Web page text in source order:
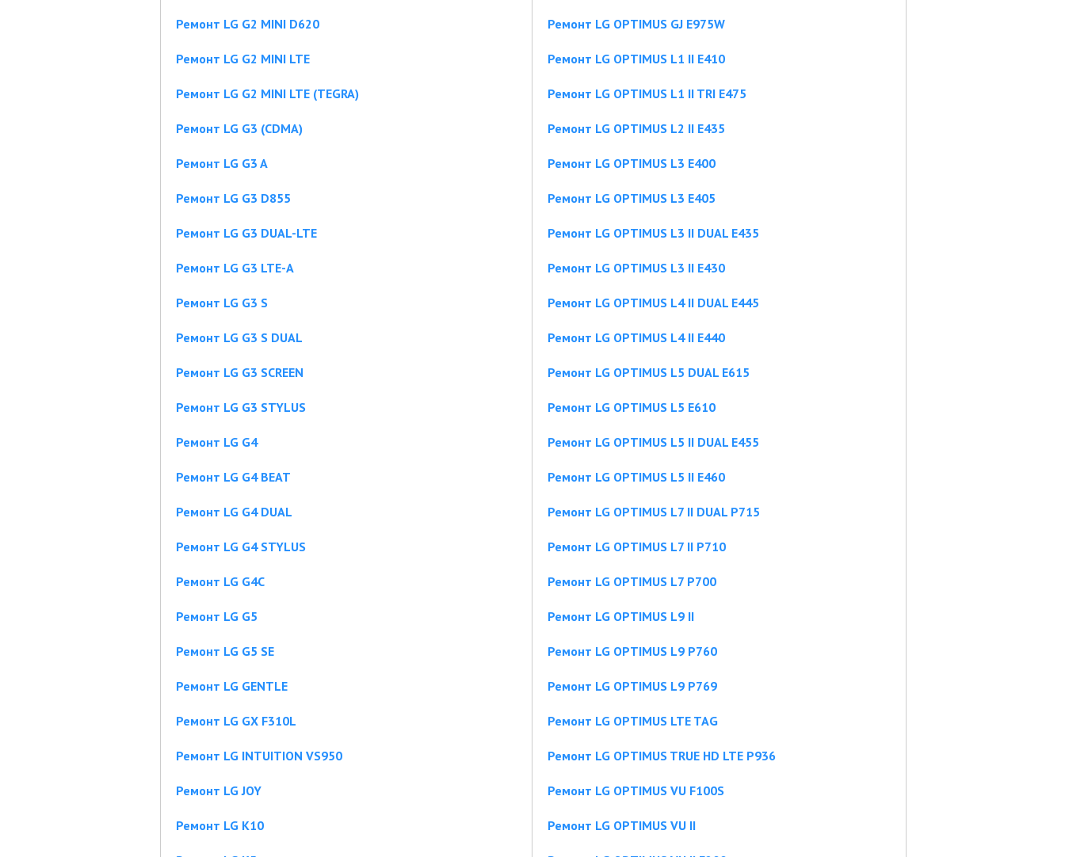
Ремонт LG G2 MINI D620
Ремонт LG G2 MINI LTE
Ремонт LG G2 MINI LTE (TEGRA)
Ремонт LG G3 (CDMA)
Ремонт LG G3 A
Ремонт LG G3 D855
Ремонт LG G3 DUAL-LTE
Ремонт LG G3 LTE-A
Ремонт LG G3 S
Ремонт LG G3 S DUAL
Ремонт LG G3 SCREEN
Ремонт LG G3 STYLUS
Ремонт LG G4
Ремонт LG G4 BEAT
Ремонт LG G4 DUAL
Ремонт LG G4 STYLUS
Ремонт LG G4C
Ремонт LG G5
Ремонт LG G5 SE
Ремонт LG GENTLE
Ремонт LG GX F310L
Ремонт LG INTUITION VS950
Ремонт LG JOY
Ремонт LG K10
Ремонт LG OPTIMUS GJ E975W
Ремонт LG OPTIMUS L1 II E410
Ремонт LG OPTIMUS L1 II TRI E475
Ремонт LG OPTIMUS L2 II E435
Ремонт LG OPTIMUS L3 E400
Ремонт LG OPTIMUS L3 E405
Ремонт LG OPTIMUS L3 II DUAL E435
Ремонт LG OPTIMUS L3 II E430
Ремонт LG OPTIMUS L4 II DUAL E445
Ремонт LG OPTIMUS L4 II E440
Ремонт LG OPTIMUS L5 DUAL E615
Ремонт LG OPTIMUS L5 E610
Ремонт LG OPTIMUS L5 II DUAL E455
Ремонт LG OPTIMUS L5 II E460
Ремонт LG OPTIMUS L7 II DUAL P715
Ремонт LG OPTIMUS L7 II P710
Ремонт LG OPTIMUS L7 P700
Ремонт LG OPTIMUS L9 II
Ремонт LG OPTIMUS L9 P760
Ремонт LG OPTIMUS L9 P769
Ремонт LG OPTIMUS LTE TAG
Ремонт LG OPTIMUS TRUE HD LTE P936
Ремонт LG OPTIMUS VU F100S
Ремонт LG OPTIMUS VU II